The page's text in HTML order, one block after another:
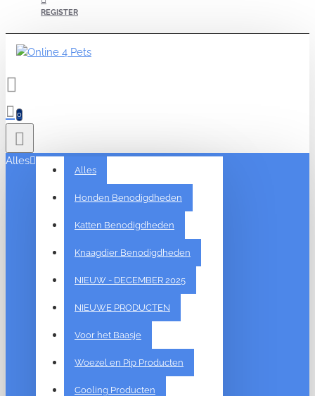
REGISTER
0
Alles
Alles
Honden Benodigdheden
Katten Benodigdheden
Knaagdier Benodigdheden
NIEUW - DECEMBER 2025
NIEUWE PRODUCTEN
Voor het Baasje
Woezel en Pip Producten
Cooling Producten